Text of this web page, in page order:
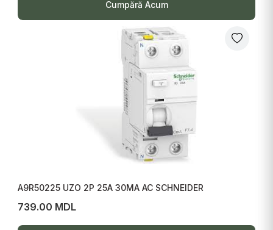
Cumpără Acum
A9R50225 UZO 2P 25A 30MA AC SCHNEIDER
739.00 MDL